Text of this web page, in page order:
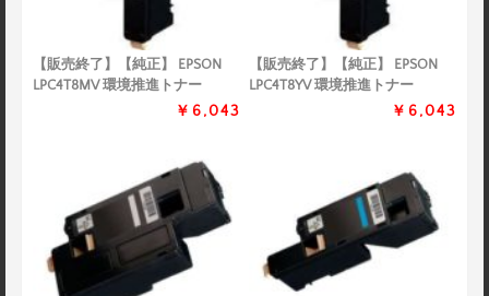
【販売終了】【純正】 EPSON
LPC4T8MV 環境推進トナー
￥6,043
【販売終了】【純正】 EPSON
LPC4T8YV 環境推進トナー
￥6,043